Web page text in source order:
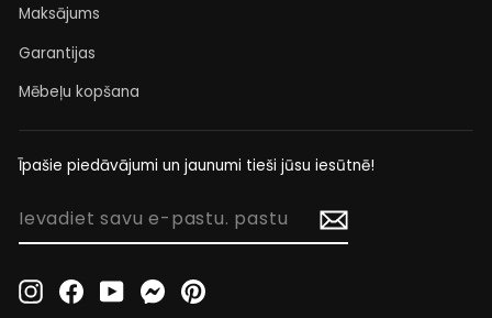
Maksājums
Garantijas
Mēbeļu kopšana
Īpašie piedāvājumi un jaunumi tieši jūsu iesūtnē!
IEVADIET
PASTU.InstagramFacebookYouTubeMessenger